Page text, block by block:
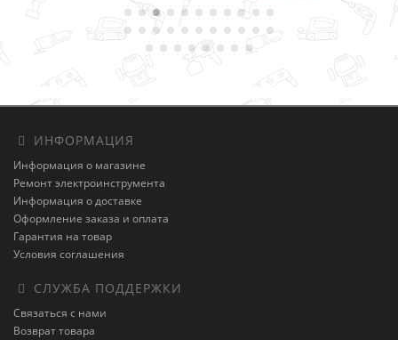
ИНФОРМАЦИЯ
Информация о магазине
Ремонт электроинструмента
Информация о доставке
Оформление заказа и оплата
Гарантия на товар
Условия соглашения
СЛУЖБА ПОДДЕРЖКИ
Связаться с нами
Возврат товара